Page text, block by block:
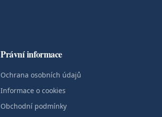
Právní informace
Ochrana osobních údajů
Informace o cookies
Obchodní podmínky